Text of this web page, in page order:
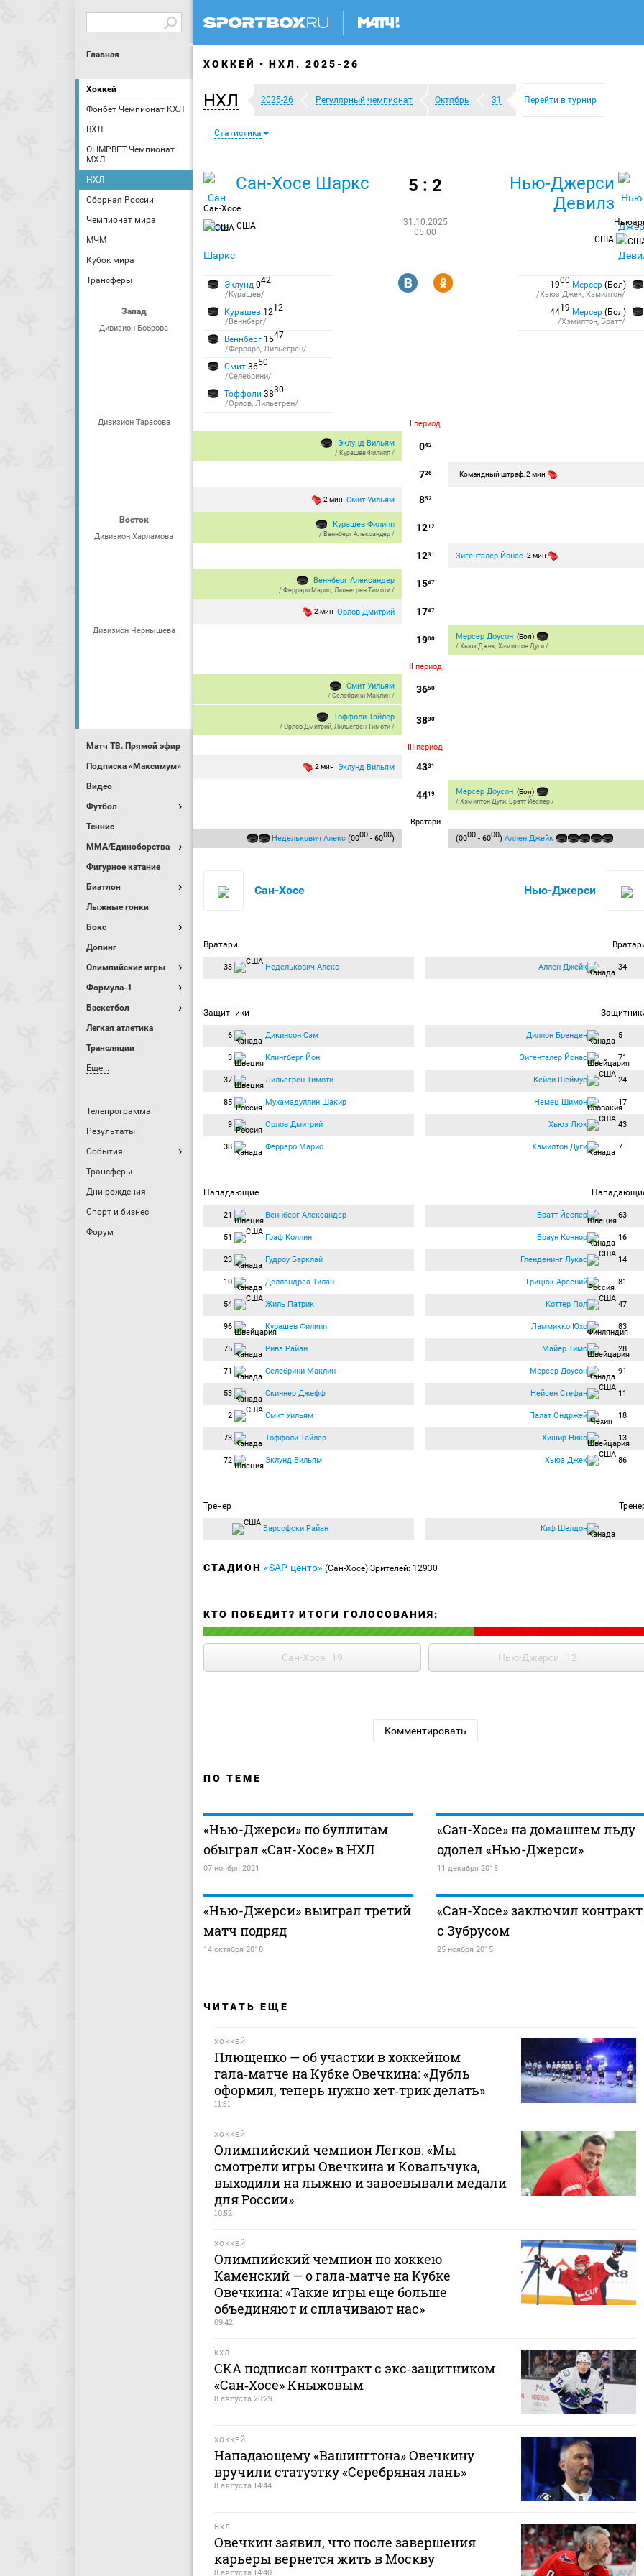
Главная
Хоккей
Фонбет Чемпионат КХЛ
ВХЛ
OLIMPBET Чемпионат
МХЛ
НХЛ
Сборная России
Чемпионат мира
МЧМ
Кубок мира
Трансферы
Запад
Дивизион Боброва
Дивизион Тарасова
Восток
Дивизион Харламова
Дивизион Чернышева
Матч ТВ. Прямой эфир
Подписка «Максимум»
Видео
Футбол
Теннис
MMA/Единоборства
Фигурное катание
Биатлон
Лыжные гонки
Бокс
Допинг
Олимпийские игры
Формула-1
Баскетбол
Легкая атлетика
Трансляции
Еще...
Телепрограмма
Результаты
События
Трансферы
Дни рождения
Спорт и бизнес
Форум
ХОККЕЙ НХЛ. 2025-26
НХЛ 2025-26 Регулярный чемпионат Октябрь 31 Перейти в турнир
Статистика
Сан-Хосе Шаркс
Сан-Хосе
США
5 : 2
31.10.2025
05:00
Нью-Джерси
Девилз
США
Эклунд 042
/Курашев/
Курашев 1212
/Веннберг/
Веннберг 1547
/Ферраро, Лильегрен/
Смит 3650
/Селебрини/
Тоффоли 3830
/Орлов, Лильегрен/
R Y 1900 Мерсер (Бол)
/Хьюз Джек, Хэмилтон/
4419 Мерсер (Бол)
/Хэмилтон, Братт/
I период
042
Эклунд Вильям
/ Курашев Филипп /
726 Командный штраф, 2 мин
852
2 мин Смит Уильям
1212
Курашев Филипп
/ Веннберг Александер /
1231 Зигенталер Йонас 2 мин
1547
Веннберг Александер
/Ферраро Марио,Лильегрен Тимоти /
1747
2 мин Орлов Дмитрий
1900 Мерсер Доусон (Бол)
/Хьюз Джек,Хэмилтон Дуги /
II период
3650
Смит Уильям
/Селебрини Маклин /
3830
Тоффоли Тайлер
/Орлов Дмитрий,Лильегрен Тимоти /
III период
4331
2 мин Эклунд Вильям
4419 Мерсер Доусон (Бол)
/Хэмилтон Дуги, Братт Йеспер /
Вратари
Неделькович Алекс (0000 - 6000) (0000 - 6000)Аллен Джейк
Сан-Хосе
Вратари
33 Неделькович Алекс
Защитники
6 Дикинсон Сэм
3 Клингберг Йон
37 Лильегрен Тимоти
85 Мухамадуллин Шакир
9 Орлов Дмитрий
38 Ферраро Марио
Нападающие
21 Веннберг Александер
51 Граф Коллин
23 Гудроу Барклай
10 Делландреа Тилан
54 Жиль Патрик
96 Курашев Филипп
75 Ривз Райан
71 Селебрини Маклин
53 Скиннер Джефф
2 Смит Уильям
73 Тоффоли Тайлер
72 Эклунд Вильям
Тренер
Варсофски Райан
Нью-Джерси
Аллен Джейк 34
Диллон Бренден 5
Зигенталер Йонас 71
Кейси Шеймус 24
Немец Шимон 17
Хьюз Люк 43
Хэмилтон Дуги 7
Братт Йеспер 63
Браун Коннор 16
Гленденинг Лукас 14
Грицюк Арсений 81
Коттер Пол 47
Ламмикко Юхо 83
Майер Тимо 28
Мерсер Доусон 91
Нейсен Стефан 11
Палат Ондржей 18
Хишир Нико 13
Хьюз Джек 86
Киф Шелдон
СТАДИОН «SAP-центр» (Сан-Хосе) Зрителей: 12930
КТО ПОБЕДИТ? ИТОГИ ГОЛОСОВАНИЯ:
Сан-Хосе 19 Нью-Джерси 12
Комментировать
ПО ТЕМЕ
«Нью-Джерси» по буллитам
обыграл «Сан-Хосе» в НХЛ
07 ноября 2021
«Сан-Хосе» на домашнем льду
одолел «Нью-Джерси»
11 декабря 2018
«Нью-Джерси» выиграл третий
матч подряд
14 октября 2018
«Сан-Хосе» заключил контракт
с Зубрусом
25 ноября 2015
ЧИТАТЬ ЕЩЕ
ХОККЕЙ
Плющенко — об участии в хоккейном
гала‑матче на Кубке Овечкина: «Дубль
оформил, теперь нужно хет‑трик делать»
11:51
ХОККЕЙ
Олимпийский чемпион Легков: «Мы
смотрели игры Овечкина и Ковальчука,
выходили на лыжню и завоевывали медали
для России»
10:52
ХОККЕЙ
Олимпийский чемпион по хоккею
Каменский — о гала‑матче на Кубке
Овечкина: «Такие игры еще больше
объединяют и сплачивают нас»
09:42
КХЛ
СКА подписал контракт с экс‑защитником
«Сан‑Хосе» Кныжовым
8 августа 20:29
ХОККЕЙ
Нападающему «Вашингтона» Овечкину
вручили статуэтку «Серебряная лань»
8 августа 14:44
НХЛ
Овечкин заявил, что после завершения
карьеры вернется жить в Москву
8 августа 14:40